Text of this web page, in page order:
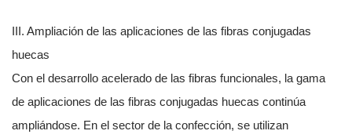
III. Ampliación de las aplicaciones de las fibras conjugadas
huecas
Con el desarrollo acelerado de las fibras funcionales, la gama
de aplicaciones de las fibras conjugadas huecas continúa
ampliándose. En el sector de la confección, se utilizan